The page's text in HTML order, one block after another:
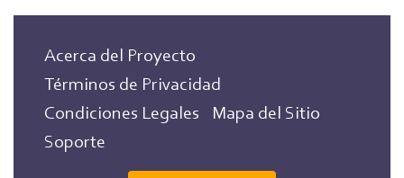
Acerca del Proyecto
Términos de Privacidad
Condiciones Legales
Mapa del Sitio
Soporte